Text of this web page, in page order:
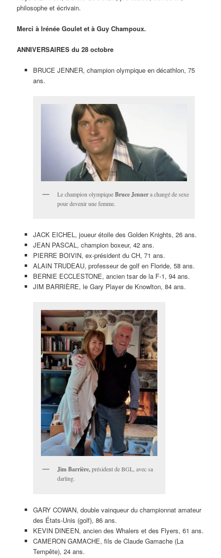
philosophe et écrivain.
Merci à Irénée Goulet et à Guy Champoux.
ANNIVERSAIRES du 28 octobre
BRUCE JENNER, champion olympique en décathlon, 75
ans.
Le champion olympiqueBruce Jennera changé de sexe
pour devenir une femme.
JACK EICHEL, joueur étoile des Golden Knights, 26 ans.
JEAN PASCAL, champion boxeur, 42 ans.
PIERRE BOIVIN, ex-président du CH, 71 ans.
ALAIN TRUDEAU, professeur de golf en Floride, 58 ans.
BERNIE ECCLESTONE, ancien tsar de la F-1, 94 ans.
JIM BARRIÈRE, le Gary Player de Knowlton, 84 ans.
Jim Barrière,président de BGL, avec sa
darling.
GARY COWAN, double vainqueur du championnat amateur
des États-Unis (golf), 86 ans.
KEVIN DINEEN, ancien des Whalers et des Flyers, 61 ans.
CAMERON GAMACHE, fils de Claude Gamache (La
Tempête), 24 ans.